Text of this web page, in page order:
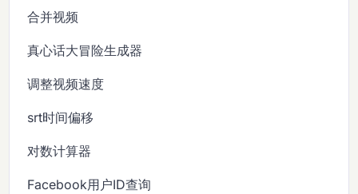
合并视频
真心话大冒险生成器
调整视频速度
srt时间偏移
对数计算器
Facebook用户ID查询